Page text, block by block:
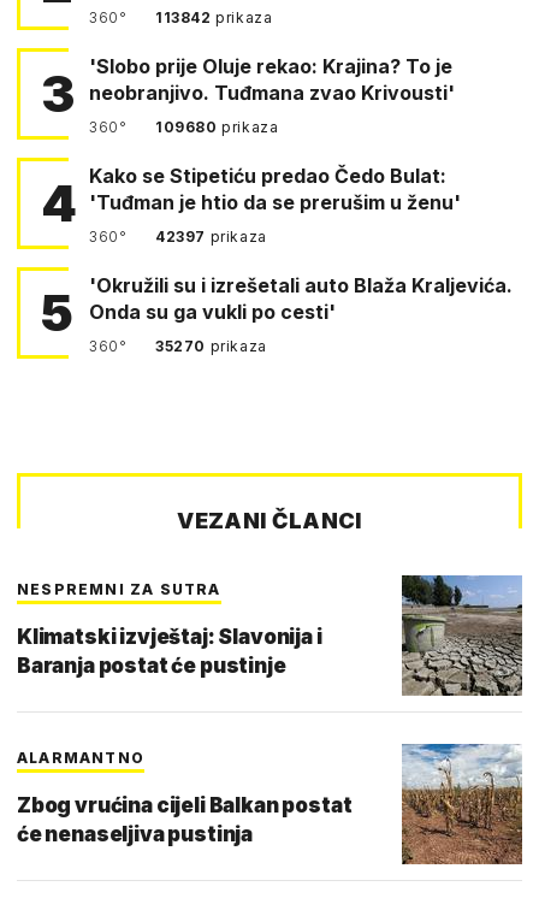
360° 113842prikaza
3
'Slobo prije Oluje rekao: Krajina? To je
neobranjivo. Tuđmana zvao Krivousti'
360° 109680prikaza
4 Kako se Stipetiću predao Čedo Bulat:
'Tuđman je htio da se prerušim u ženu'
360° 42397 prikaza
5
'Okružili su i izrešetali auto Blaža Kraljevića.
Onda su ga vukli po cesti'
360° 35270 prikaza
VEZANI ČLANCI
NESPREMNI ZA SUTRA
Klimatski izvještaj: Slavonija i
Baranja postat će pustinje
ALARMANTNO
Zbog vrućina cijeli Balkan postat
će nenaseljiva pustinja